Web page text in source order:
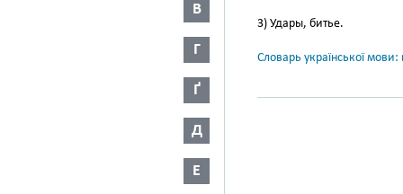
В
Г
Ґ
Д
Е
3) Удары, битье.
Словарь української